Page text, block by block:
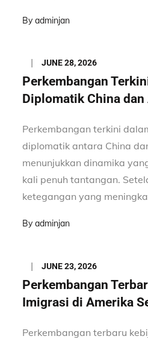
Byadminjan
Posted
on
JUNE 28, 2026
Perkembangan
Diplomatik China
Perkembangan terkini
diplomatik antara China
menunjukkan dinamika
kali penuh tantangan.
ketegangan yang
Byadminjan
Posted
on
JUNE 23, 2026
Perkembangan
Imigrasi di Amerika
Perkembangan terbaru